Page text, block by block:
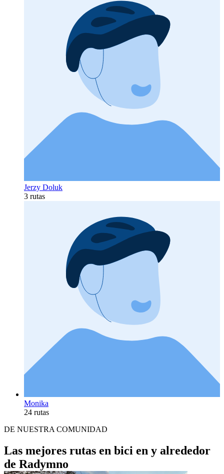
Jerzy Doluk
3 rutas
Monika
24 rutas
DE NUESTRA COMUNIDAD
Las mejores rutas en bici en y alrededor
de Radymno